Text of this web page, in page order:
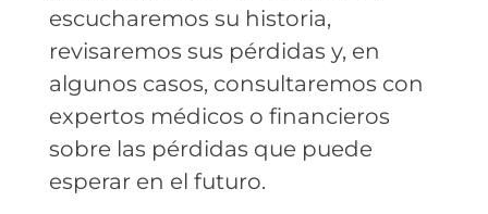
escucharemos su historia,
revisaremos sus pérdidas y, en
algunos casos, consultaremos con
expertos médicos o financieros
sobre las pérdidas que puede
esperar en el futuro.